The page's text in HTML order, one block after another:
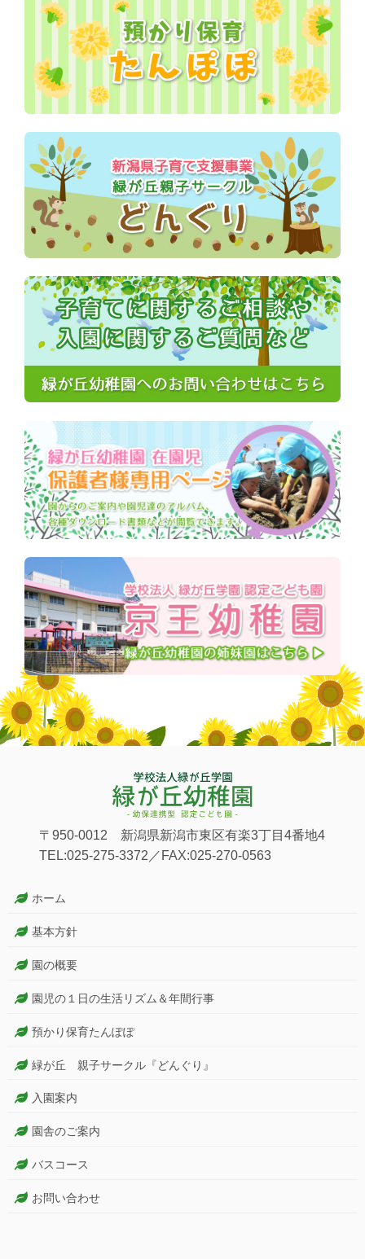
〒950-0012 新潟県新潟市東区有楽3丁目4番地4
TEL:025-275-3372／FAX:025-270-0563
ホーム
基本方針
園の概要
園児の１日の生活リズム＆年間行事
預かり保育たんぽぽ
緑が丘 親子サークル『どんぐり』
入園案内
園舎のご案内
バスコース
お問い合わせ